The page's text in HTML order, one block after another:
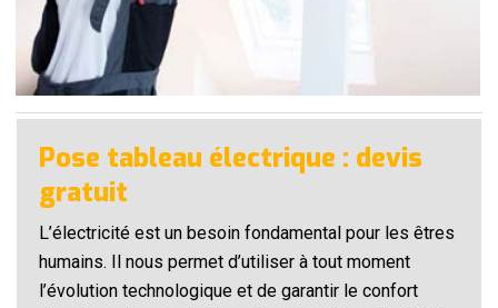
Pose tableau électrique : devis
gratuit
L’électricité est un besoin fondamental pour les êtres
humains. Il nous permet d’utiliser à tout moment
l’évolution technologique et de garantir le confort